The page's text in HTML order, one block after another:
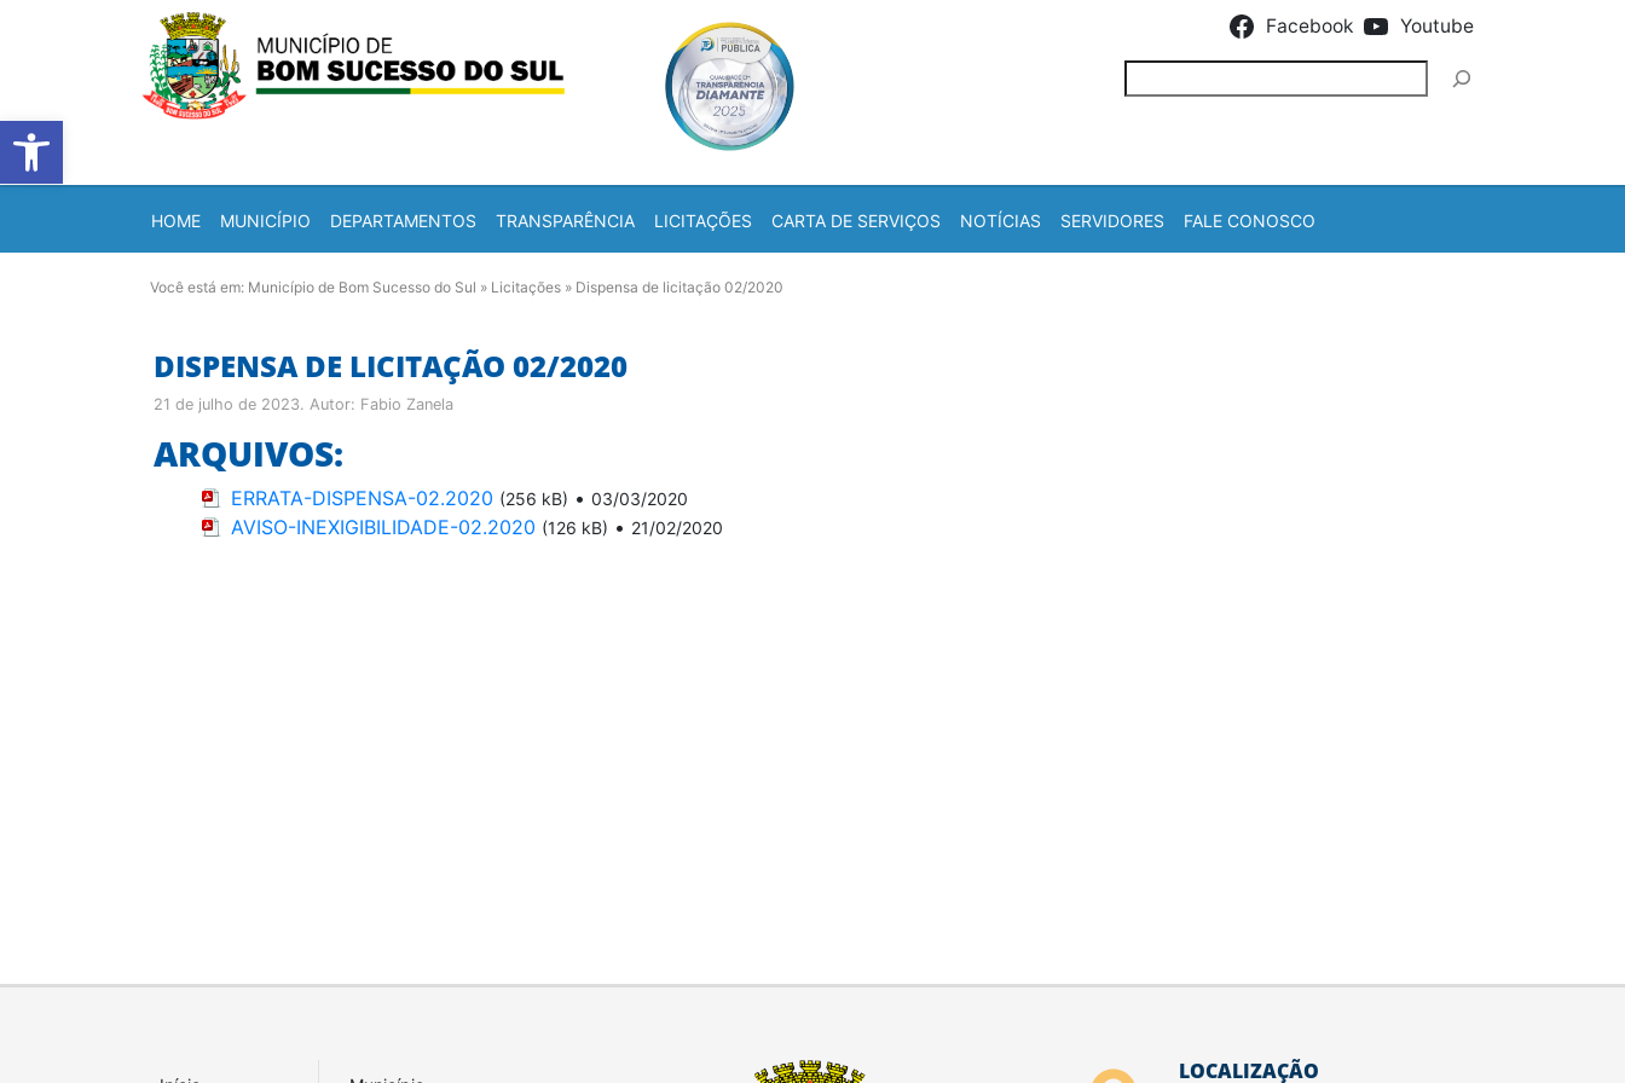
Barra de Ferramentas Aberta
Facebook Youtube
HOME MUNICÍPIO DEPARTAMENTOS TRANSPARÊNCIA LICITAÇÕES CARTA DE SERVIÇOS NOTÍCIAS SERVIDORES FALE CONOSCO
Você está em: Município de Bom Sucesso do Sul » Licitações » Dispensa de licitação 02/2020
DISPENSA DE LICITAÇÃO 02/2020
21 de julho de 2023. Autor: Fabio Zanela
ARQUIVOS:
ERRATA-DISPENSA-02.2020 (256 kB) • 03/03/2020
AVISO-INEXIGIBILIDADE-02.2020 (126 kB) • 21/02/2020
LOCALIZAÇÃO